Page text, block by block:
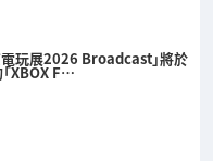
玩展2026 Broadcast」將於
XBOX F…